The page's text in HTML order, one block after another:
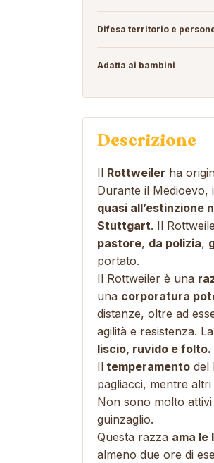
Difesa territorio e
Adatta ai bambini
Descrizione
Il Rottweiler ha
Durante il Medioevo,
quasi all’estinzione
Stuttgart. Il
pastore, da polizia,
portato.
Il Rottweiler è una
una corporatura
distanze, oltre ad
agilità e resistenza.
liscio, ruvido e folto.
Il temperamento del
pagliacci, mentre
Non sono molto
guinzaglio.
Questa razza ama le
almeno due ore di